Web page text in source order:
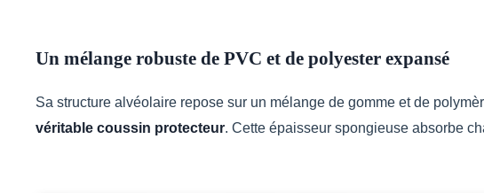
Un mélange robuste de PVC et de polyester expansé
Sa structure alvéolaire repose sur un mélange de gomme et de
véritable coussin protecteur. Cette épaisseur spongieuse absorbe